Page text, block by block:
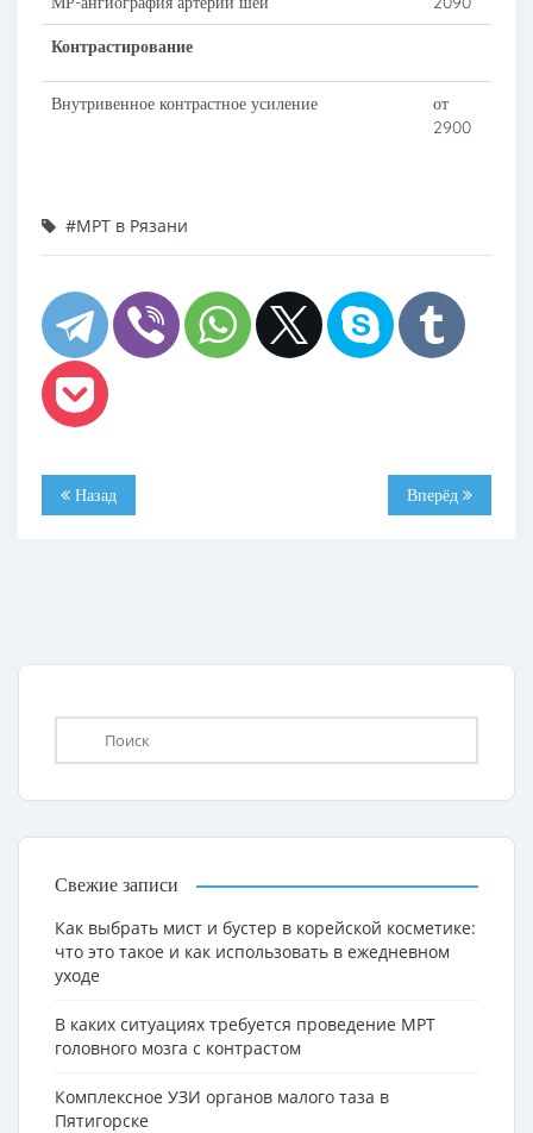
Контрастирование
Внутривенное контрастное усиление
от
2900
#МРТ в Рязани
Назад Вперёд
Свежие записи
Как выбрать мист и бустер в корейской косметике:
что это такое и как использовать в ежедневном
уходе
В каких ситуациях требуется проведение МРТ
головного мозга с контрастом
Комплексное УЗИ органов малого таза в
Пятигорске